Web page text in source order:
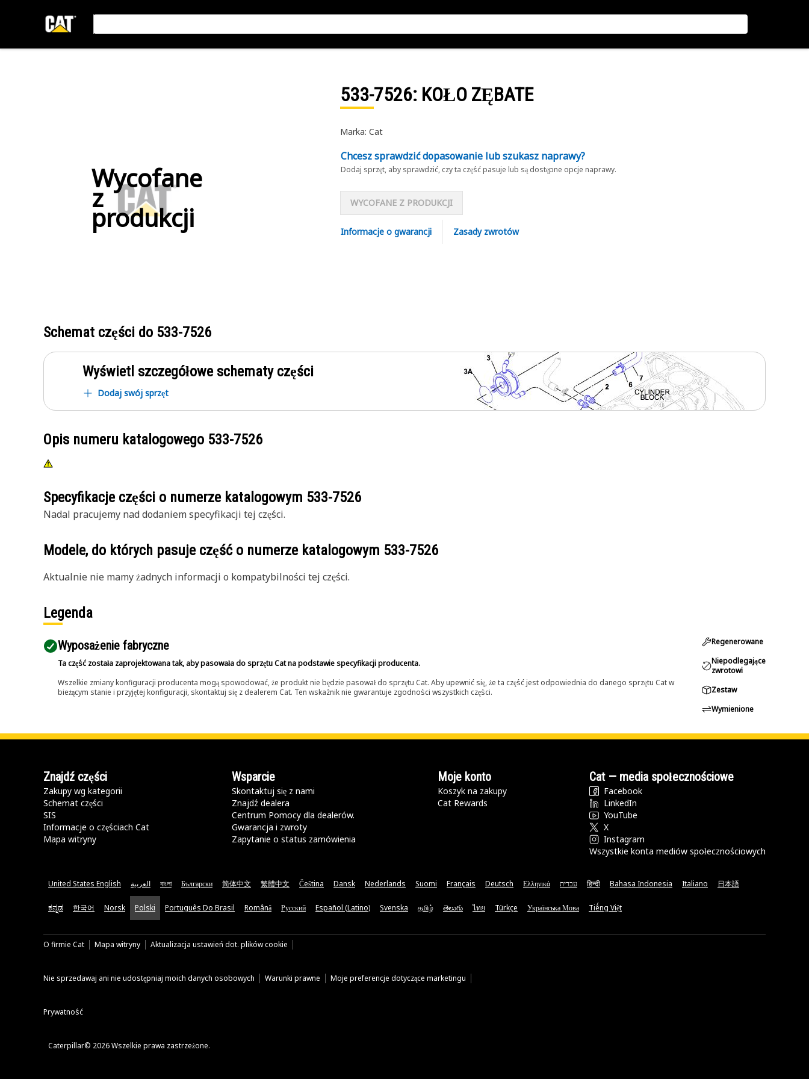
Wycofane
z
produkcji
533-7526: KOŁO ZĘBATE
Marka: Cat
Chcesz sprawdzić dopasowanie lub szukasz naprawy?
Dodaj sprzęt, aby sprawdzić, czy ta część pasuje lub są dostępne opcje naprawy.
WYCOFANE Z PRODUKCJI
Informacje o gwarancji Zasady zwrotów
Schemat części do 533-7526
Wyświetl szczegółowe schematy części
Dodaj swój sprzęt
Opis numeru katalogowego 533-7526
Specyfikacje części o numerze katalogowym 533-7526
Nadal pracujemy nad dodaniem specyfikacji tej części.
Modele, do których pasuje część o numerze katalogowym 533-7526
Aktualnie nie mamy żadnych informacji o kompatybilności tej części.
Legenda
Wyposażenie fabryczne
Ta część została zaprojektowana tak, aby pasowała do sprzętu Cat na podstawie specyfikacji producenta.
Wszelkie zmiany konfiguracji producenta mogą spowodować, że produkt nie będzie pasował do sprzętu Cat. Aby upewnić się, że ta część jest odpowiednia do danego sprzętu Cat w
bieżącym stanie i przyjętej konfiguracji, skontaktuj się z dealerem Cat. Ten wskaźnik nie gwarantuje zgodności wszystkich części.
Regenerowane
Niepodlegające
zwrotowi
Zestaw
Wymienione
Znajdź części
Zakupy wg kategorii
Schemat części
SIS
Informacje o częściach Cat
Mapa witryny
Wsparcie
Skontaktuj się z nami
Znajdź dealera
Centrum Pomocy dla dealerów.
Gwarancja i zwroty
Zapytanie o status zamówienia
Moje konto
Koszyk na zakupy
Cat Rewards
Cat — media społecznościowe
Facebook
LinkedIn
YouTube
X
Instagram
Wszystkie konta mediów społecznościowych
United States English العربية বাংলা Български 简体中文 繁體中文 Čeština Dansk Nederlands Suomi Français Deutsch Ελληνικά עברית हिन्दी Bahasa Indonesia Italiano 日本語
ಕನ್ನಡ 한국어 Norsk Polski Português Do Brasil Română Русский Español (Latino) Svenska தமிழ் తెలుగు ไทย Türkçe Українська Мова Tiếng Việt
O firmie Cat Mapa witryny Aktualizacja ustawień dot. plików cookie
Nie sprzedawaj ani nie udostępniaj moich danych osobowych Warunki prawne Moje preferencje dotyczące marketingu
Prywatność
Caterpillar© 2026 Wszelkie prawa zastrzeżone.